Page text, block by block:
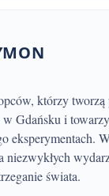
Gdańsku i
eksperymentach.
niezwykłych
świata.